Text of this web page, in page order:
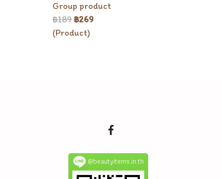
Group product
฿189 ฿269
(Product)
@beautyitems.in.th